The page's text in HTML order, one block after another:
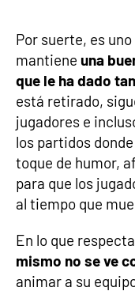
Por suerte, es
mantiene una
que le ha dado
está retirado,
jugadores e
los partidos
toque de humor,
para que los
al tiempo que
En lo que
mismo no se ve
animar a su